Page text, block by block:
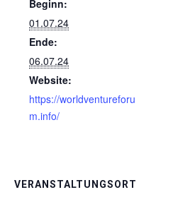
Beginn:
01.07.24
Ende:
06.07.24
Website:
https://worldventureforu
m.info/
VERANSTALTUNGSORT